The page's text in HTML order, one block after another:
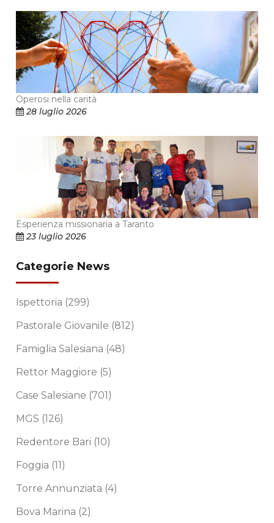
Operosi nella carità
28 luglio 2026
Esperienza missionaria a Taranto
23 luglio 2026
Categorie News
Ispettoria (299)
Pastorale Giovanile (812)
Famiglia Salesiana (48)
Rettor Maggiore (5)
Case Salesiane (701)
MGS (126)
Redentore Bari (10)
Foggia (11)
Torre Annunziata (4)
Bova Marina (2)